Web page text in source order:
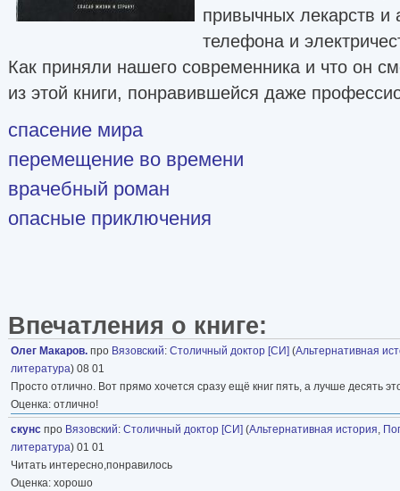
привычных лекарств и
телефона и
Как приняли нашего современника и что он
из этой книги, понравившейся даже
спасение мира
перемещение во времени
врачебный роман
опасные приключения
Впечатления о книге:
Олег Макаров. про Вязовский: Столичный доктор [СИ] (Альтернативная
литература) 08 01
Просто отлично. Вот прямо хочется сразу ещё книг пять, а лучше десять
Оценка: отлично!
скунс про Вязовский: Столичный доктор [СИ] (Альтернативная история,
литература) 01 01
Читать интересно,понравилось
Оценка: хорошо